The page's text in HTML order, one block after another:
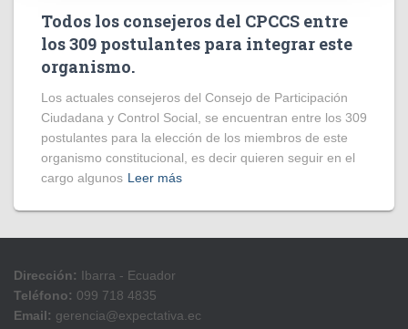
Todos los consejeros del CPCCS entre
los 309 postulantes para integrar este
organismo.
Los actuales consejeros del Consejo de Participación
Ciudadana y Control Social, se encuentran entre los 309
postulantes para la elección de los miembros de este
organismo constitucional, es decir quieren seguir en el
cargo algunos Leer más
Dirección: Ibarra - Ecuador
Teléfono: 099 718 4835
Email: gerencia@expectativa.ec